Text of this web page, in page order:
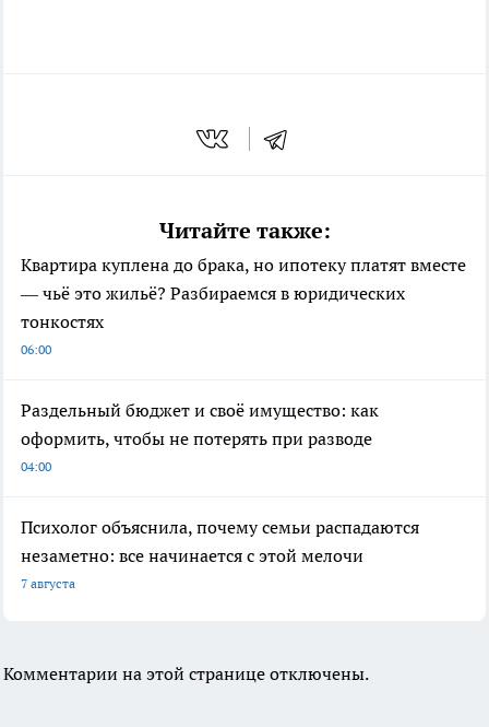
Читайте также:
Квартира куплена до брака, но ипотеку платят вместе
— чьё это жильё? Разбираемся в юридических
тонкостях
06:00
Раздельный бюджет и своё имущество: как
оформить, чтобы не потерять при разводе
04:00
Психолог объяснила, почему семьи распадаются
незаметно: все начинается с этой мелочи
7 августа
Комментарии на этой странице отключены.